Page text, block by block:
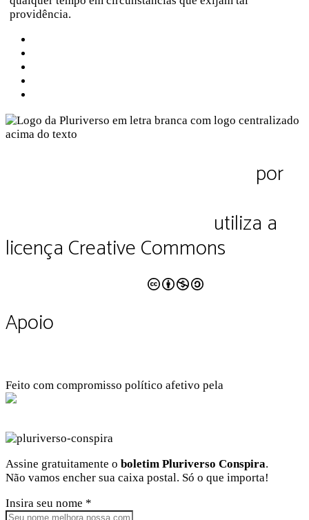
providência.
por
utiliza a
licença Creative Commons
Apoio
Feito com compromisso político afetivo pela
Assine gratuitamente o boletim Pluriverso Conspira.
Não vamos encher sua caixa postal. Só o que importa!
Insira seu nome *